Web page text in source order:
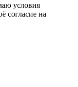
условия
согласие на